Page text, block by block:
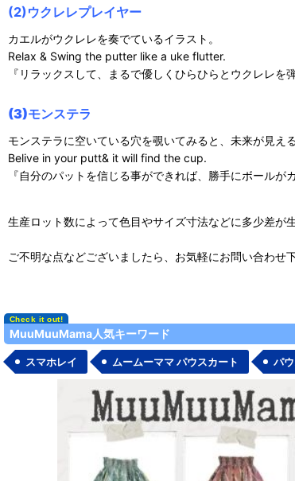
(2) ウクレレプレイヤー
カエルがウクレレを奏でているイラスト。
Relax & Swing the putter like a uke flutter.
『リラックスして、まるで優しくひらひらとウクレレを
(3)モンステラ
モンステラに空いている穴を覗いてみると、未来が見え
Belive in your putt& it will find the cup.
『自分のパットを信じる事ができれば、勝手にボールが
生産ロット数によって色目やサイズ寸法などに多少差が
ご不明な点などございましたら、お気軽にお問い合わせ下
MuuMuuMama人気キーワード
スマホレイ ムームーママ パウスカート パ